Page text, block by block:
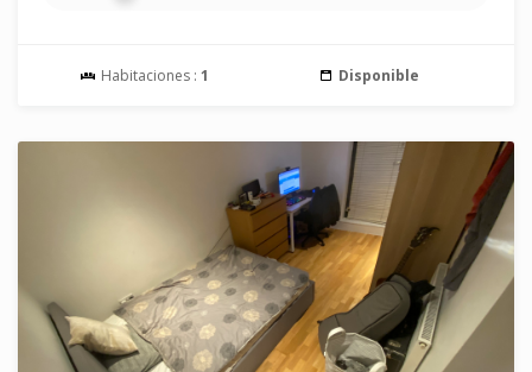
Habitaciones : 1 Disponible